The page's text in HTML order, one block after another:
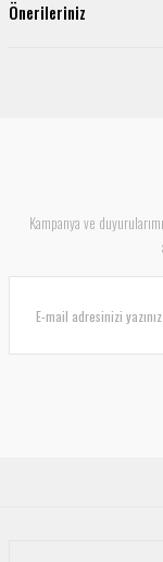
Önerileriniz
Kampanya ve